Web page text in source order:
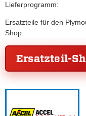
Lieferprogramm:
Ersatzteile für den
Shop:
Ersatzteil-